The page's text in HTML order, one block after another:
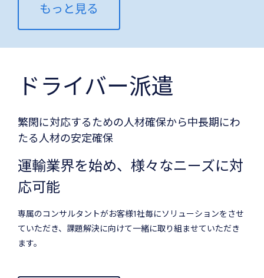
もっと見る
ドライバー派遣
繁閑に対応するための人材確保から中長期にわ
たる人材の安定確保
運輸業界を始め、様々なニーズに対
応可能
専属のコンサルタントがお客様1社毎にソリューションをさせ
ていただき、課題解決に向けて一緒に取り組ませていただき
ます。